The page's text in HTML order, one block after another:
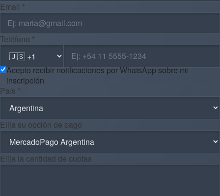
Email *
Teléfono *
Acepto recibir notificaciones por WhatsApp sobre mi
inscripción
País *
Elija su opción de pago
Elija la cantidad de cuotas